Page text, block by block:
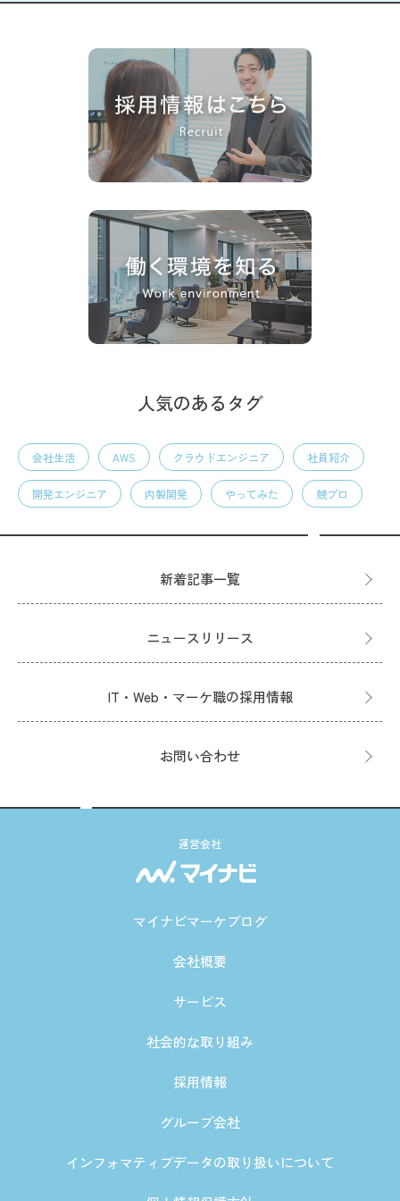
人気のあるタグ
会社生活 AWS クラウドエンジニア 社員紹介
開発エンジニア 内製開発 やってみた 競プロ
新着記事一覧
ニュースリリース
IT・Web・マーケ職の採用情報
お問い合わせ
運営会社
マイナビマーケブログ
会社概要
サービス
社会的な取り組み
採用情報
グループ会社
インフォマティブデータの取り扱いについて